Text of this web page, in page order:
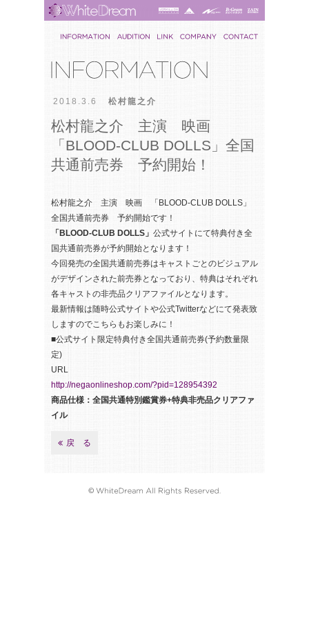
2018.3.6 松村龍之介
松村龍之介 主演 映画
「BLOOD-CLUB DOLLS」全国
共通前売券 予約開始！
松村龍之介 主演 映画 「BLOOD-CLUB DOLLS」
全国共通前売券 予約開始です！
「BLOOD-CLUB DOLLS」 公式サイトにて特典付き全
国共通前売券が予約開始となります！
今回発売の全国共通前売券はキャストごとのビジュアル
がデザインされた前売券となっており、特典はそれぞれ
各キャストの非売品クリアファイルとなります。
最新情報は随時公式サイトや公式Twitterなどにて発表致
しますのでこちらもお楽しみに！
■公式サイト限定特典付き全国共通前売券(予約数量限
定)
URL
http://negaonlineshop.com/?pid=128954392
商品仕様：全国共通特別鑑賞券+特典非売品クリアファ
イル
戻 る